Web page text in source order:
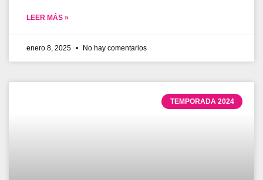
LEER MÁS »
enero 8, 2025 No hay comentarios
TEMPORADA 2024